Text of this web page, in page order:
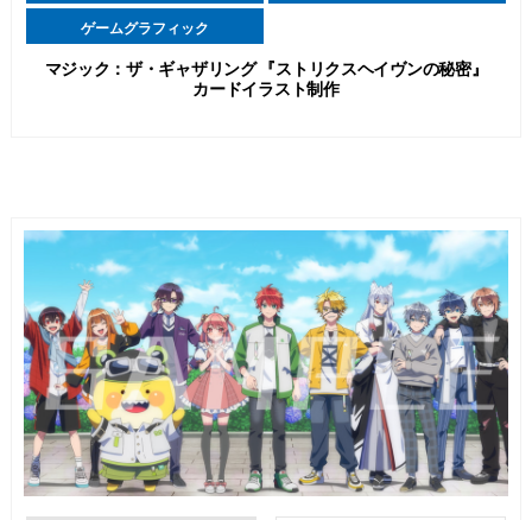
ゲームグラフィック
マジック：ザ・ギャザリング 『ストリクスヘイヴンの秘密』
カードイラスト制作